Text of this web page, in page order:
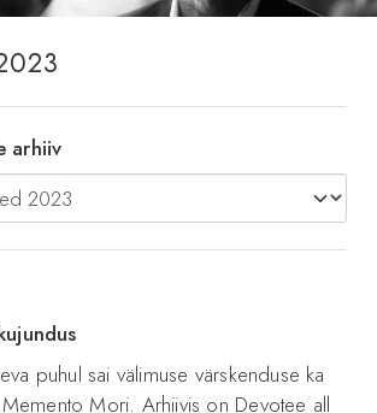
arhiiv
puhul sai välimuse värskenduse ka
Mori. Arhiivis on Devotee all